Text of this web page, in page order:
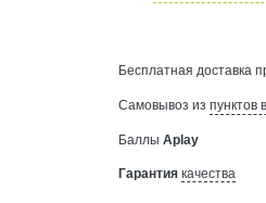
Бесплатная доставка
Самовывоз из пунктов
Баллы Aplay
Гарантия качества